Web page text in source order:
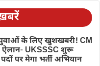
के लिए खुशखबरी! CM
ऐलान- UKSSSC शुरू
पर मेगा भर्ती अभियान